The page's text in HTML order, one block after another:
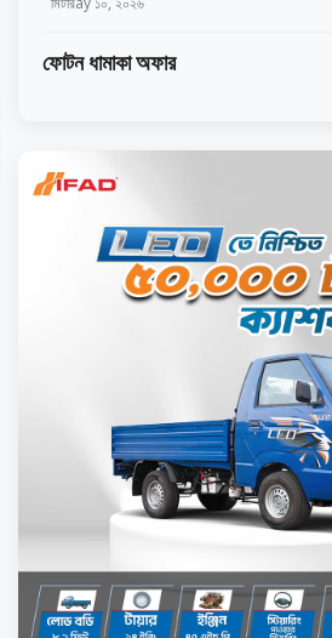
ফোটন ধামাকা অফার